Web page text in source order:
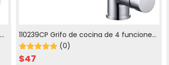
110239CP Grifo de cocina de 4 funciones
con agua con gas
(0)
$47